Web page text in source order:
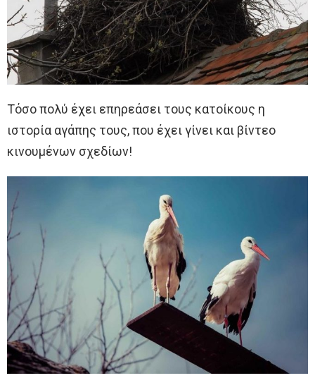
Τόσο πολύ έχει επηρεάσει τους κατοίκους η
ιστορία αγάπης τους, που έχει γίνει και βίντεο
κινουμένων σχεδίων!